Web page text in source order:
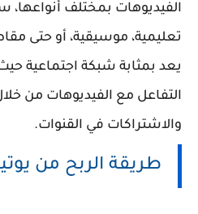
الفيديوهات بمختلف أنواعها،
تعليمية، موسيقية، أو حتى
يعد بمثابة شبكة اجتماعية
التفاعل مع الفيديوهات من
والاشتراكات في القنوات.
طريقة الربح من